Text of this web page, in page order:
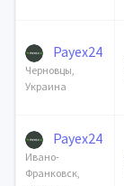
Payex24
Черновцы,
Украина
Payex24
Ивано-
Франковск,